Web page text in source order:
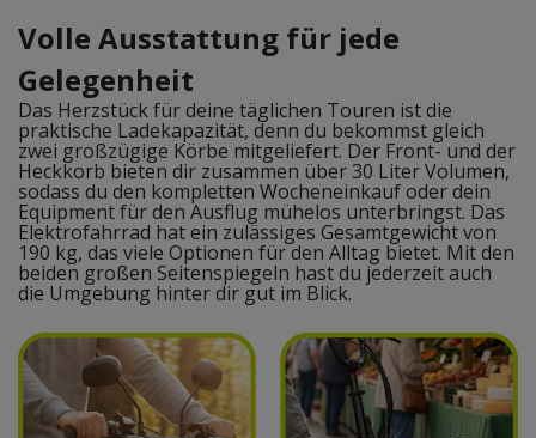
Volle Ausstattung für jede
Gelegenheit
Das Herzstück für deine täglichen Touren ist die
praktische Ladekapazität, denn du bekommst gleich
zwei großzügige Körbe mitgeliefert. Der Front- und der
Heckkorb bieten dir zusammen über 30 Liter Volumen,
sodass du den kompletten Wocheneinkauf oder dein
Equipment für den Ausflug mühelos unterbringst. Das
Elektrofahrrad hat ein zulässiges Gesamtgewicht von
190 kg, das viele Optionen für den Alltag bietet. Mit den
beiden großen Seitenspiegeln hast du jederzeit auch
die Umgebung hinter dir gut im Blick.